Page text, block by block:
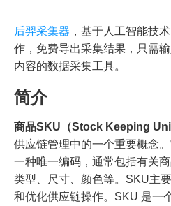
后羿采集器 ，基于人工智能技
作，免费导出采集结果，只需
内容的数据采集工具。
简介
商品SKU（Stock Keeping Unit
供应链管理中的一个重要概念
一种唯一编码，通常包括有关
类型、尺寸、颜色等。SKU主
和优化供应链操作。SKU 是一